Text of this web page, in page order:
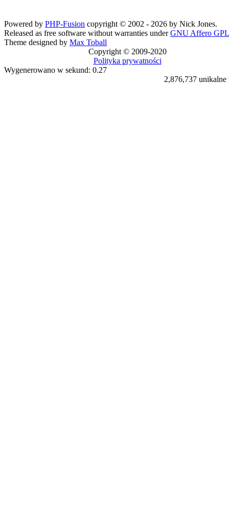
Powered by PHP-Fusion copyright © 2002 - 2026 by Nick Jones.
Released as free software without warranties underGNU Affero GPL
Theme designed by Max Toball
Copyright © 2009-2020
Polityka prywatności
Wygenerowano w sekund: 0.27
2,876,737